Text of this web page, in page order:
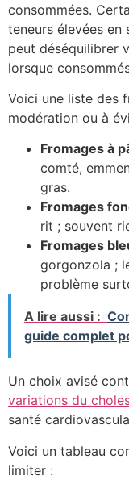
consommées.
teneurs élevées en
peut déséquilibrer
lorsque
Voici une liste des
modération ou à
Fromages à
comté,
gras.
Fromages
rit ; souvent
Fromages
gorgonzola ;
problème
A lire aussi :
guide complet
Un choix avisé
variations du
santé
Voici un tableau
limiter :